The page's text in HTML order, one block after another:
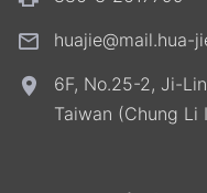
huajie@mail.hua-
6F, No.25-2, Ji-
Taiwan (Chung Li